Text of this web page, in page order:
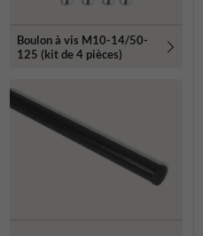
Boulon à vis M10-14/50-
125 (kit de 4 pièces)